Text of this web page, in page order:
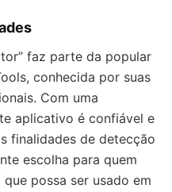
faz parte da popular
conhecida por suas
Com uma
aplicativo é confiável e
finalidades de detecção
escolha para quem
possa ser usado em